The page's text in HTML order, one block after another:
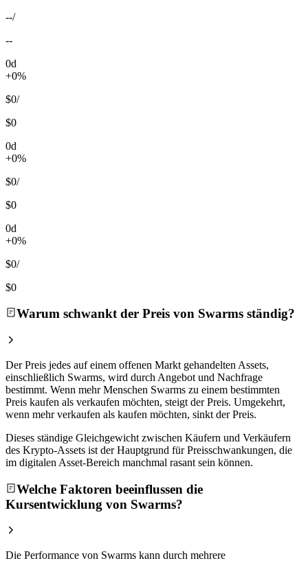
--/
--
0d
+0%
$0/
$0
0d
+0%
$0/
$0
0d
+0%
$0/
$0
Warum schwankt der Preis von Swarms ständig?
Der Preis jedes auf einem offenen Markt gehandelten Assets,
einschließlich Swarms, wird durch Angebot und Nachfrage
bestimmt. Wenn mehr Menschen Swarms zu einem bestimmten
Preis kaufen als verkaufen möchten, steigt der Preis. Umgekehrt,
wenn mehr verkaufen als kaufen möchten, sinkt der Preis.
Dieses ständige Gleichgewicht zwischen Käufern und Verkäufern
des Krypto-Assets ist der Hauptgrund für Preisschwankungen, die
im digitalen Asset-Bereich manchmal rasant sein können.
Welche Faktoren beeinflussen die
Kursentwicklung von Swarms?
Die Performance von Swarms kann durch mehrere